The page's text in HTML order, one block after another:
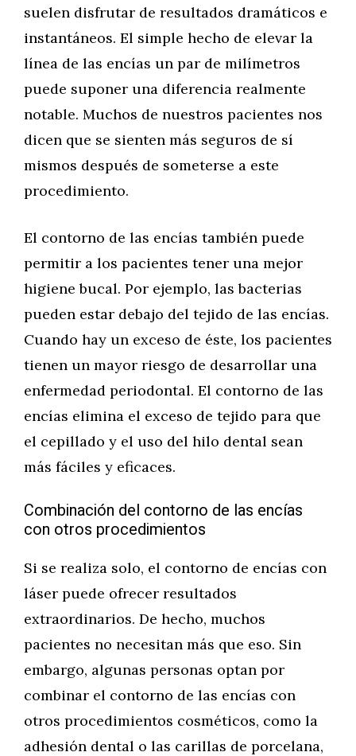
suelen disfrutar de resultados dramáticos e
instantáneos. El simple hecho de elevar la
línea de las encías un par de milímetros
puede suponer una diferencia realmente
notable. Muchos de nuestros pacientes nos
dicen que se sienten más seguros de sí
mismos después de someterse a este
procedimiento.
El contorno de las encías también puede
permitir a los pacientes tener una mejor
higiene bucal. Por ejemplo, las bacterias
pueden estar debajo del tejido de las encías.
Cuando hay un exceso de éste, los pacientes
tienen un mayor riesgo de desarrollar una
enfermedad periodontal. El contorno de las
encías elimina el exceso de tejido para que
el cepillado y el uso del hilo dental sean
más fáciles y eficaces.
Combinación del contorno de las encías
con otros procedimientos
Si se realiza solo, el contorno de encías con
láser puede ofrecer resultados
extraordinarios. De hecho, muchos
pacientes no necesitan más que eso. Sin
embargo, algunas personas optan por
combinar el contorno de las encías con
otros procedimientos cosméticos, como la
adhesión dental o las carillas de porcelana,